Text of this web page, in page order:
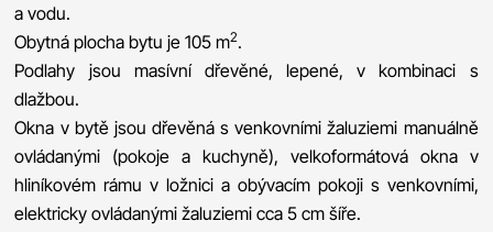
a vodu.
Obytná plocha bytu je 105 m2.
Podlahy jsou masívní dřevěné, lepené, v kombinaci s
dlažbou.
Okna v bytě jsou dřevěná s venkovními žaluziemi manuálně
ovládanými (pokoje a kuchyně), velkoformátová okna v
hliníkovém rámu v ložnici a obývacím pokoji s venkovními,
elektricky ovládanými žaluziemi cca 5 cm šíře.